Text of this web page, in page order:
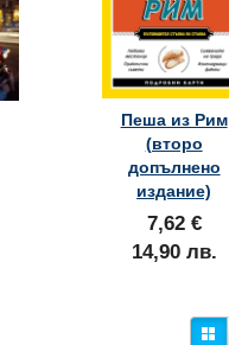
Пеша из Рим
(второ
допълнено
издание)
7,62 €
14,90 лв.